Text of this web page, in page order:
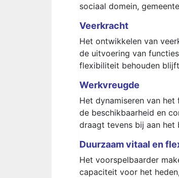
sociaal domein,
Veerkracht
Het ontwikkelen van
de uitvoering van
flexibiliteit behouden
Werkvreugde
Het dynamiseren van
de beschikbaarheid en
draagt tevens bij aan
Duurzaam vitaal en
Het voorspelbaarder
capaciteit voor het